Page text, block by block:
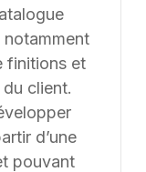
notamment
finitions et
client.
d’une
pouvant